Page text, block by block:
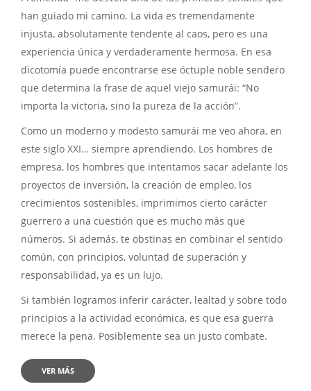
han guiado mi camino. La vida es tremendamente
injusta, absolutamente tendente al caos, pero es una
experiencia única y verdaderamente hermosa. En esa
dicotomía puede encontrarse ese óctuple noble sendero
que determina la frase de aquel viejo samurái: “No
importa la victoria, sino la pureza de la acción”.
Como un moderno y modesto samurái me veo ahora, en
este siglo XXI… siempre aprendiendo. Los hombres de
empresa, los hombres que intentamos sacar adelante los
proyectos de inversión, la creación de empleo, los
crecimientos sostenibles, imprimimos cierto carácter
guerrero a una cuestión que es mucho más que
números. Si además, te obstinas en combinar el sentido
común, con principios, voluntad de superación y
responsabilidad, ya es un lujo.
Si también logramos inferir carácter, lealtad y sobre todo
principios a la actividad económica, es que esa guerra
merece la pena. Posiblemente sea un justo combate.
VER MÁS